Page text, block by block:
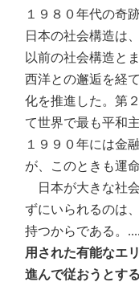
１９８０年代の奇
日本の社会構造は
以前の社会構造と
西洋との邂逅を経
化を推進した。第
て世界で最も平和
１９９０年には金
が、このときも運
日本が大きな社
ずにいられるのは
持つからである。
用された有能なエ
進んで従おうとす